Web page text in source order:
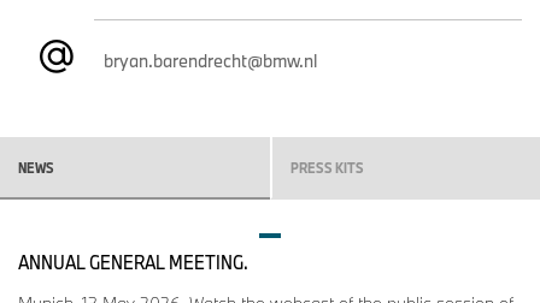
bryan.barendrecht@bmw.nl
NEWS PRESS KITS
ANNUAL GENERAL MEETING.